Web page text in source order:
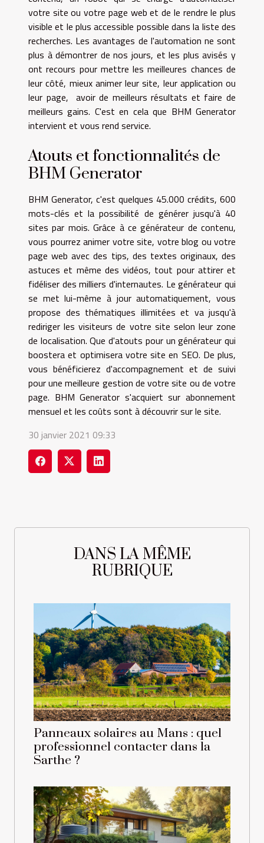
votre site ou votre page web et de le rendre le plus
visible et le plus accessible possible dans la liste des
recherches. Les avantages de l'automation ne sont
plus à démontrer de nos jours, et les plus avisés y
ont recours pour mettre les meilleures chances de
leur côté, mieux animer leur site, leur application ou
leur page, avoir de meilleurs résultats et faire de
meilleurs gains. C'est en cela que BHM Generator
intervient et vous rend service.
Atouts et fonctionnalités de
BHM Generator
BHM Generator, c'est quelques 45.000 crédits, 600
mots-clés et la possibilité de générer jusqu'à 40
sites par mois. Grâce à ce générateur de contenu,
vous pourrez animer votre site, votre blog ou votre
page web avec des tips, des textes originaux, des
astuces et même des vidéos, tout pour attirer et
fidéliser des milliers d'internautes. Le générateur qui
se met lui-même à jour automatiquement, vous
propose des thématiques illimitées et va jusqu'à
rediriger les visiteurs de votre site selon leur zone
de localisation. Que d'atouts pour un générateur qui
boostera et optimisera votre site en SEO. De plus,
vous bénéficierez d'accompagnement et de suivi
pour une meilleure gestion de votre site ou de votre
page. BHM Generator s'acquiert sur abonnement
mensuel et les coûts sont à découvrir sur le site.
30 janvier 2021 09:33
DANS LA MÊME
RUBRIQUE
Panneaux solaires au Mans : quel
professionnel contacter dans la
Sarthe ?